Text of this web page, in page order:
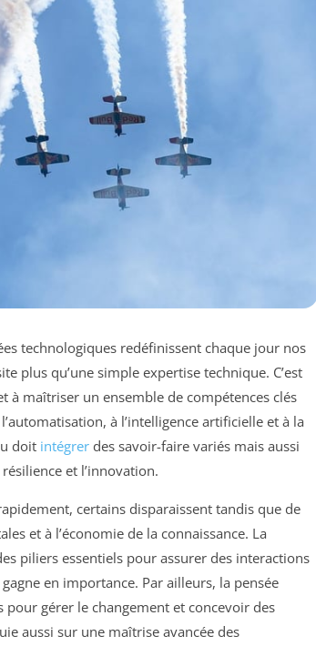
technologiques redéfinissent chaque jour nos
plus qu’une simple expertise technique. C’est
à maîtriser un ensemble de compétences clés
à l’intelligence artificielle et à la
doit intégrer des savoir-faire variés mais aussi
et l’innovation.
certains disparaissent tandis que de
et à l’économie de la connaissance. La
piliers essentiels pour assurer des interactions
en importance. Par ailleurs, la pensée
gérer le changement et concevoir des
aussi sur une maîtrise avancée des